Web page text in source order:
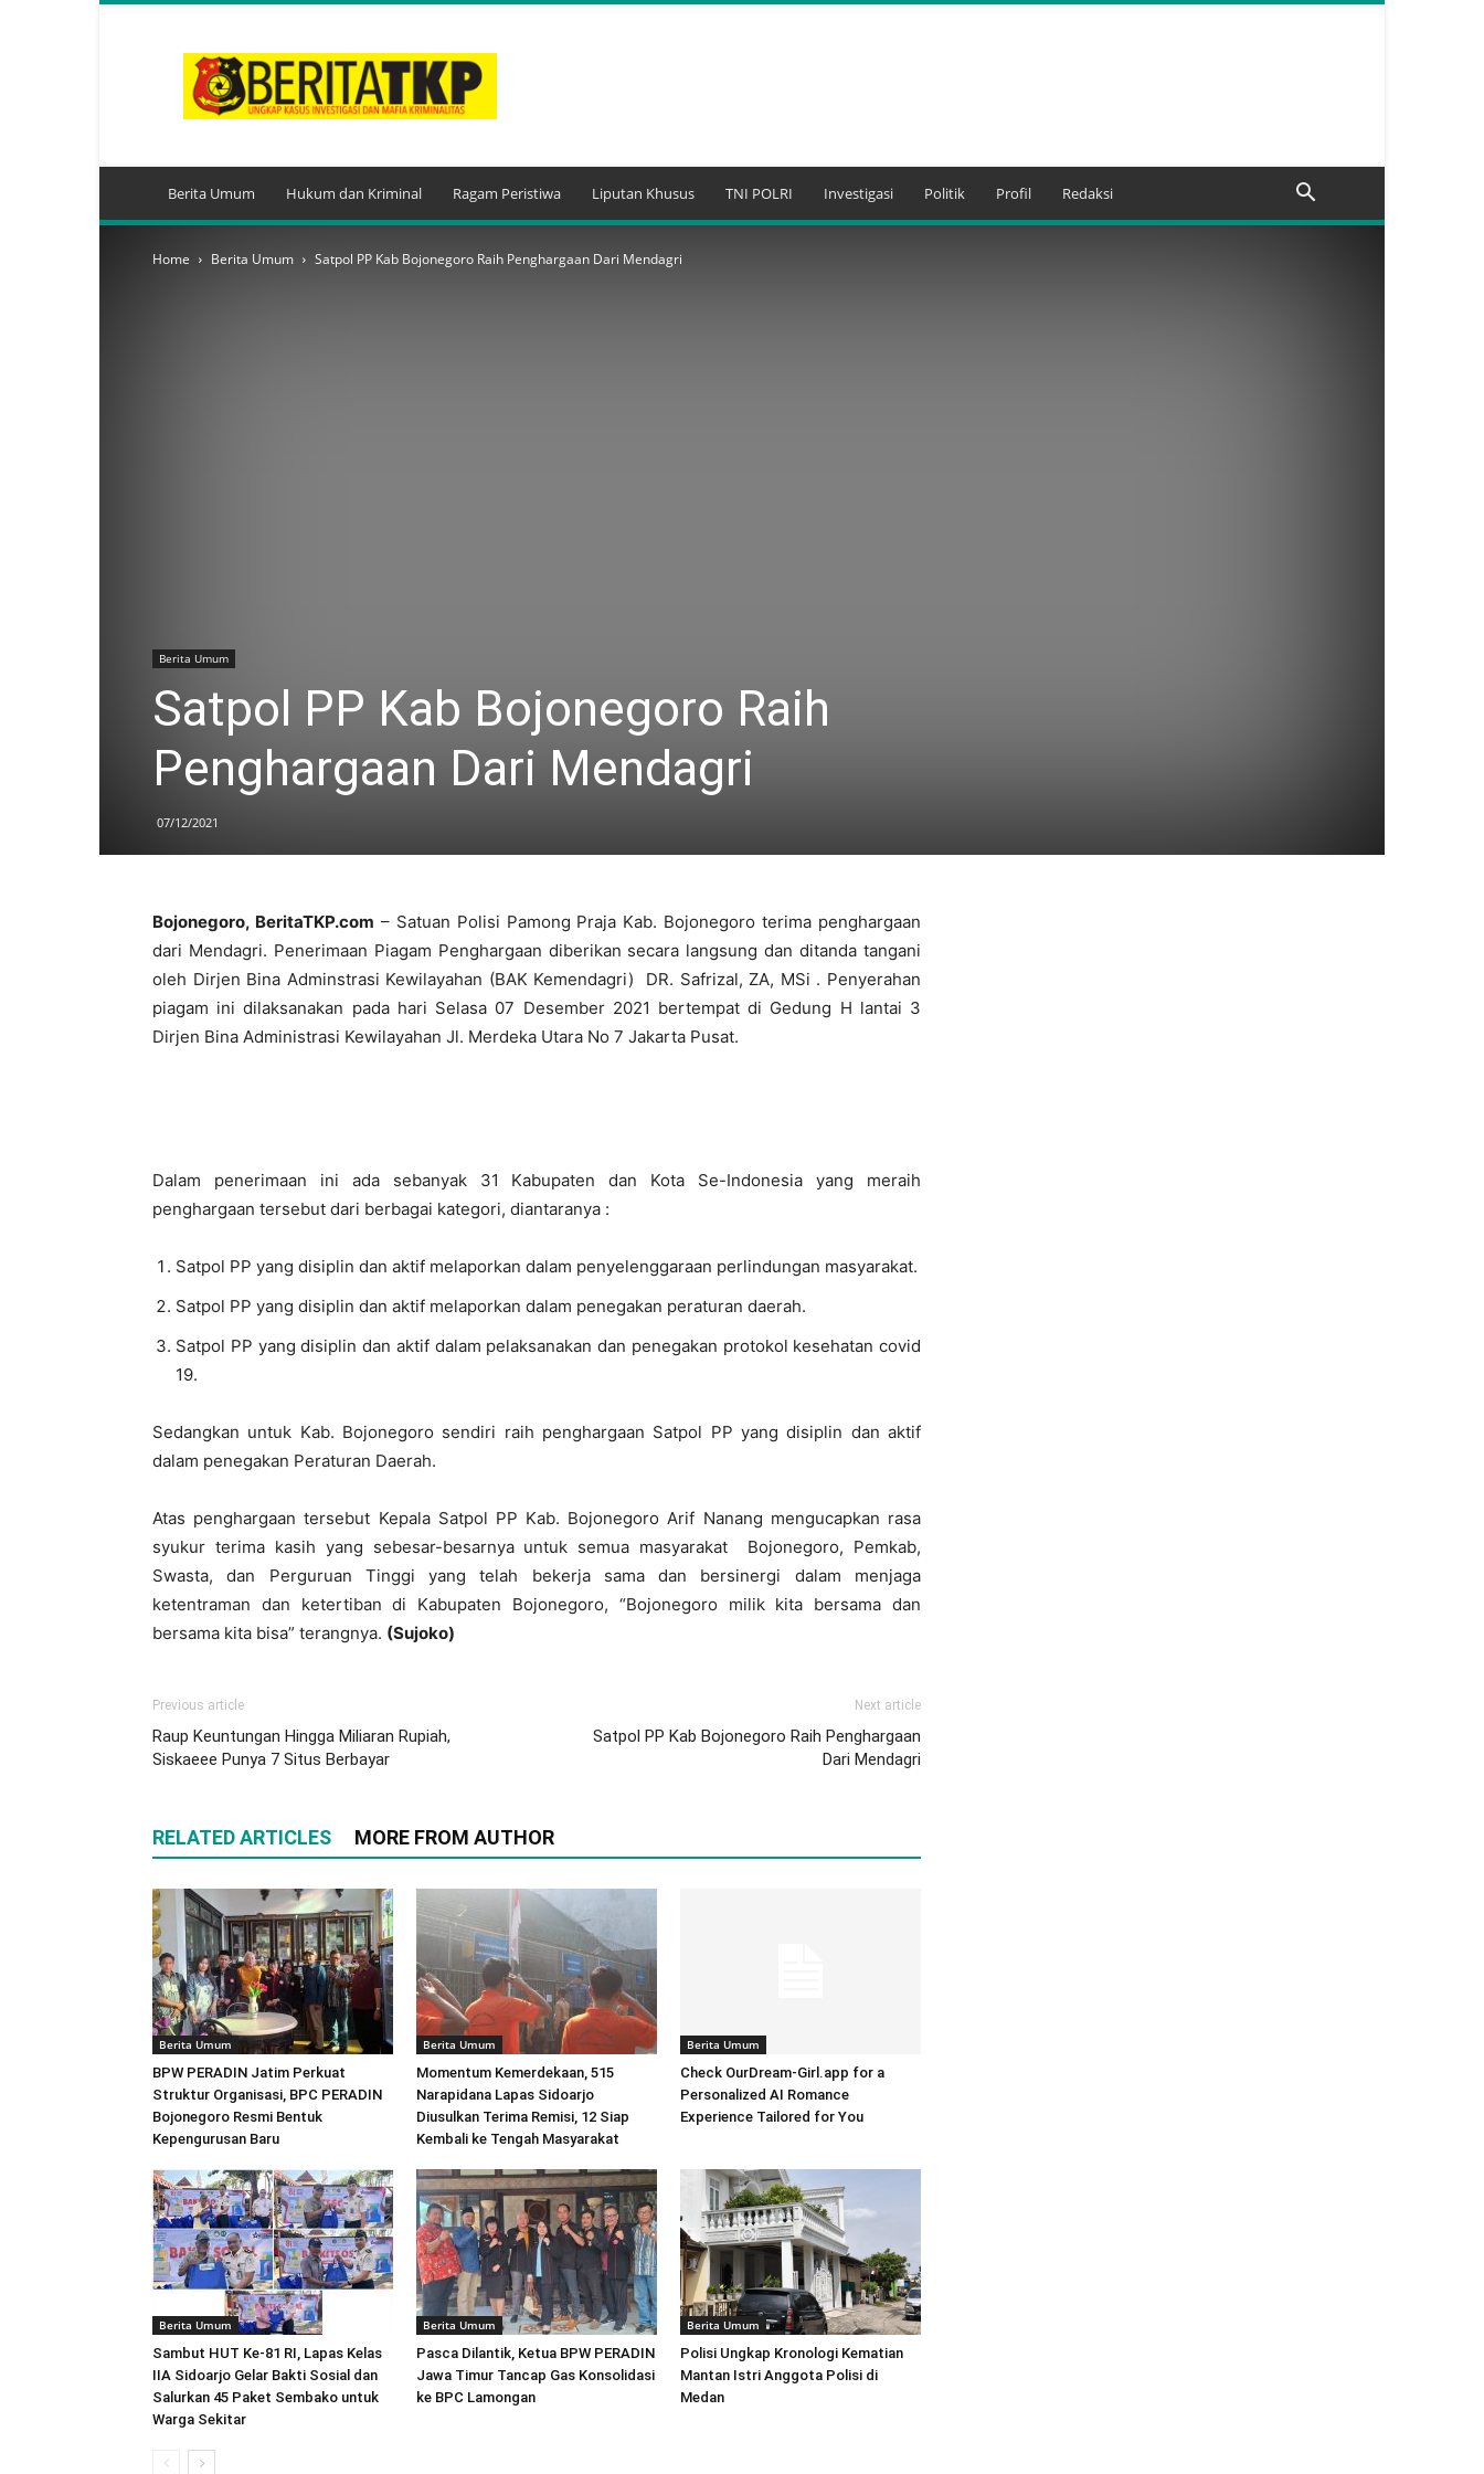
Berita Umum Hukum dan Kriminal Ragam Peristiwa Liputan Khusus TNI POLRI Investigasi Politik Profil Redaksi
Home Berita Umum Satpol PP Kab Bojonegoro Raih Penghargaan Dari Mendagri
Berita Umum
Satpol PP Kab Bojonegoro Raih
Penghargaan Dari Mendagri
07/12/2021
Bojonegoro, BeritaTKP.com – Satuan Polisi Pamong Praja Kab. Bojonegoro terima penghargaan
dari Mendagri. Penerimaan Piagam Penghargaan diberikan secara langsung dan ditanda tangani
oleh Dirjen Bina Adminstrasi Kewilayahan (BAK Kemendagri) DR. Safrizal, ZA, MSi . Penyerahan
piagam ini dilaksanakan pada hari Selasa 07 Desember 2021 bertempat di Gedung H lantai 3
Dirjen Bina Administrasi Kewilayahan Jl. Merdeka Utara No 7 Jakarta Pusat.
Dalam penerimaan ini ada sebanyak 31 Kabupaten dan Kota Se-Indonesia yang meraih
penghargaan tersebut dari berbagai kategori, diantaranya :
Satpol PP yang disiplin dan aktif melaporkan dalam penyelenggaraan perlindungan masyarakat.
Satpol PP yang disiplin dan aktif melaporkan dalam penegakan peraturan daerah.
Satpol PP yang disiplin dan aktif dalam pelaksanakan dan penegakan protokol kesehatan covid
19.
Sedangkan untuk Kab. Bojonegoro sendiri raih penghargaan Satpol PP yang disiplin dan aktif
dalam penegakan Peraturan Daerah.
Atas penghargaan tersebut Kepala Satpol PP Kab. Bojonegoro Arif Nanang mengucapkan rasa
syukur terima kasih yang sebesar-besarnya untuk semua masyarakat Bojonegoro, Pemkab,
Swasta, dan Perguruan Tinggi yang telah bekerja sama dan bersinergi dalam menjaga
ketentraman dan ketertiban di Kabupaten Bojonegoro, “Bojonegoro milik kita bersama dan
bersama kita bisa” terangnya. (Sujoko)
Previous article
Raup Keuntungan Hingga Miliaran Rupiah,
Siskaeee Punya 7 Situs Berbayar
Next article
Satpol PP Kab Bojonegoro Raih Penghargaan
Dari Mendagri
RELATED ARTICLES MORE FROM AUTHOR
Berita Umum
BPW PERADIN Jatim Perkuat
Struktur Organisasi, BPC PERADIN
Bojonegoro Resmi Bentuk
Kepengurusan Baru
Berita Umum
Momentum Kemerdekaan, 515
Narapidana Lapas Sidoarjo
Diusulkan Terima Remisi, 12 Siap
Kembali ke Tengah Masyarakat
Berita Umum
Check OurDream-Girl.app for a
Personalized AI Romance
Experience Tailored for You
Berita Umum
Sambut HUT Ke-81 RI, Lapas Kelas
IIA Sidoarjo Gelar Bakti Sosial dan
Salurkan 45 Paket Sembako untuk
Warga Sekitar
Berita Umum
Pasca Dilantik, Ketua BPW PERADIN
Jawa Timur Tancap Gas Konsolidasi
ke BPC Lamongan
Berita Umum
Polisi Ungkap Kronologi Kematian
Mantan Istri Anggota Polisi di
Medan